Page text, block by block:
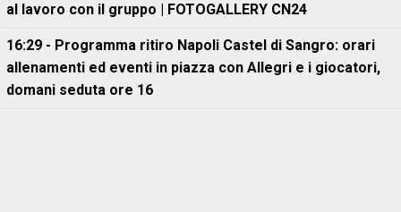
al lavoro con il gruppo | FOTOGALLERY CN24
16:29 - Programma ritiro Napoli Castel di Sangro: orari
allenamenti ed eventi in piazza con Allegri e i giocatori,
domani seduta ore 16